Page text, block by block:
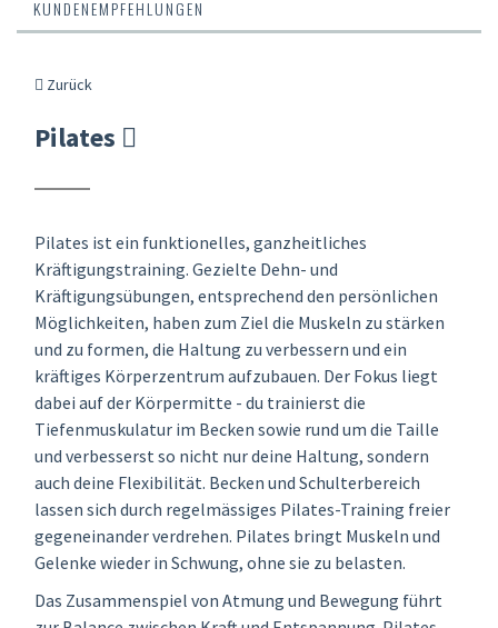
KUNDENEMPFEHLUNGEN
Zurück
Pilates
Pilates ist ein funktionelles, ganzheitliches
Kräftigungstraining. Gezielte Dehn- und
Kräftigungsübungen, entsprechend den persönlichen
Möglichkeiten, haben zum Ziel die Muskeln zu stärken
und zu formen, die Haltung zu verbessern und ein
kräftiges Körperzentrum aufzubauen. Der Fokus liegt
dabei auf der Körpermitte - du trainierst die
Tiefenmuskulatur im Becken sowie rund um die Taille
und verbesserst so nicht nur deine Haltung, sondern
auch deine Flexibilität. Becken und Schulterbereich
lassen sich durch regelmässiges Pilates-Training freier
gegeneinander verdrehen. Pilates bringt Muskeln und
Gelenke wieder in Schwung, ohne sie zu belasten.
Das Zusammenspiel von Atmung und Bewegung führt